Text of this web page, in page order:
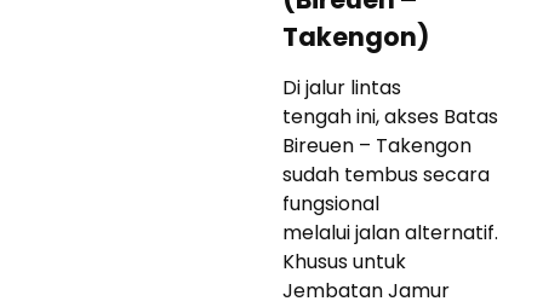
Takengon)
Di jalur lintas
tengah ini, akses Batas
Bireuen – Takengon
sudah tembus secara
fungsional
melalui jalan alternatif.
Khusus untuk
Jembatan Jamur